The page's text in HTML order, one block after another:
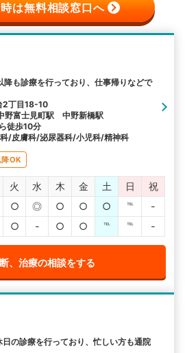
は無料相談窓口へ
降も診療を行っており、仕事帰りなどで
2丁目18-10
野富士見町駅 中野新橋駅
徒歩10分
/皮膚科/泌尿器科/小児科/精神科
OK
火 水 木 金 土 日
祝
○ ◎ ○ ○ ○ ℡
-
○ - ○ ○ ℡ ℡ -
、治療の相談をする
の診療を行っており、忙しい方も通院